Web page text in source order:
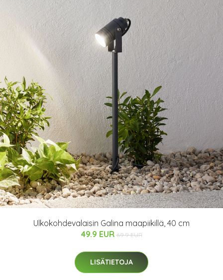
Ulkokohdevalaisin Galina maapiikillä, 40 cm
49.9 EUR 69.9 EUR
LISÄTIETOJA